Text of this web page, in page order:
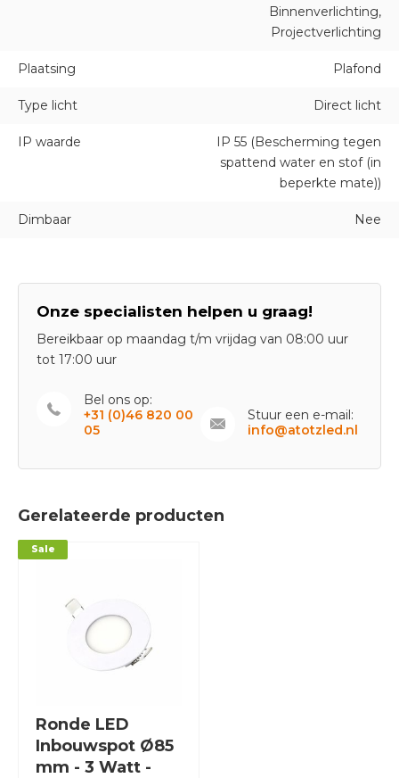
Binnenverlichting,
Projectverlichting
Plaatsing Plafond
Type licht Direct licht
IP waarde
IP 55 (Bescherming tegen
spattend water en stof (in
beperkte mate))
Dimbaar Nee
Onze specialisten helpen u graag!
Bereikbaar op maandag t/m vrijdag van 08:00 uur
tot 17:00 uur
Bel ons op:
+31 (0)46 820 00
05
Stuur een e-mail:
info@atotzled.nl
Gerelateerde producten
Ronde LED
Inbouwspot Ø85
mm - 3 Watt -
Sale